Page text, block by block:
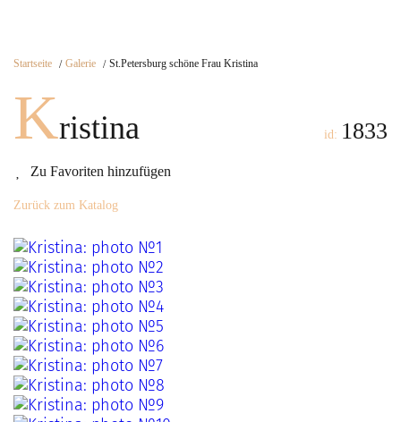
Startseite Galerie St.Petersburg schöne Frau Kristina
Kristina
Zu Favoriten hinzufügen
id: 1833
Zurück zum Katalog